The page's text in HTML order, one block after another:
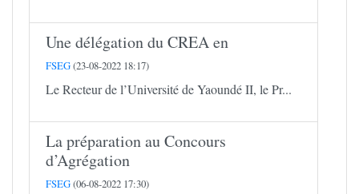
Une délégation du CREA en
FSEG(23-08-2022 18:17)
Le Recteur de l’Université de Yaoundé II, le Pr...
La préparation au Concours
d’Agrégation
FSEG(06-08-2022 17:30)